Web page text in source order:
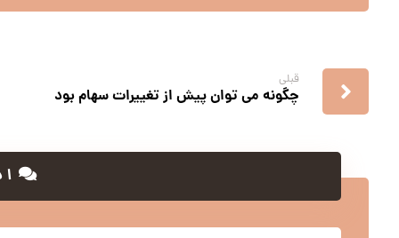
قبلی
چگونه می توان پیش از تغییرات سهام بود
۱ دیدگاه